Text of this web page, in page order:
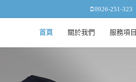
0926-251-323
首頁 關於我們 服務項目